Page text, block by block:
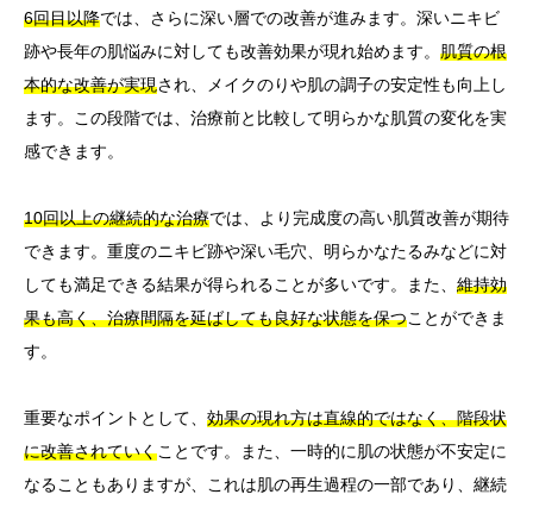
6回目以降では、さらに深い層での改善が進みます。深いニキビ
跡や長年の肌悩みに対しても改善効果が現れ始めます。 肌質の根
本的な改善が実現され、メイクのりや肌の調子の安定性も向上し
ます。この段階では、治療前と比較して明らかな肌質の変化を実
感できます。
10回以上の継続的な治療では、より完成度の高い肌質改善が期待
できます。重度のニキビ跡や深い毛穴、明らかなたるみなどに対
しても満足できる結果が得られることが多いです。また、 維持効
果も高く、治療間隔を延ばしても良好な状態を保つことができま
す。
重要なポイントとして、 効果の現れ方は直線的ではなく、階段状
に改善されていくことです。また、一時的に肌の状態が不安定に
なることもありますが、これは肌の再生過程の一部であり、継続